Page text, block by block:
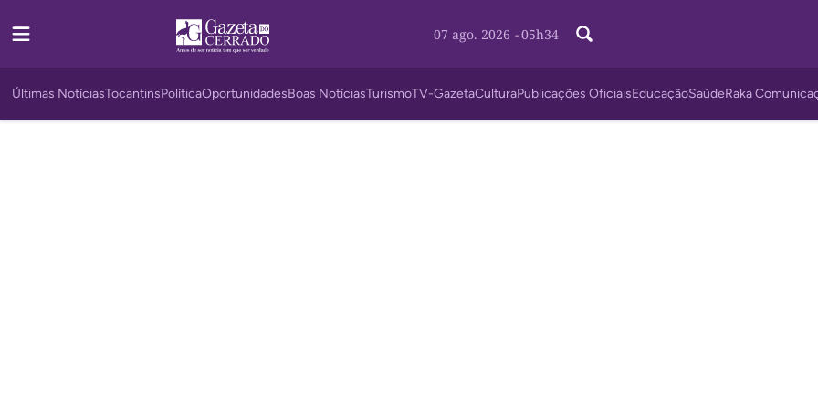
07 ago. 2026 - 05h34
Últimas NotíciasTocantinsPolíticaOportunidadesBoas NotíciasTurismoTV-GazetaCulturaPublicações OficiaisEducaçãoSaúdeRaka